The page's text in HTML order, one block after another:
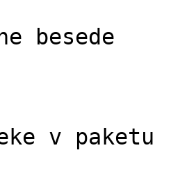
besede
v paketu